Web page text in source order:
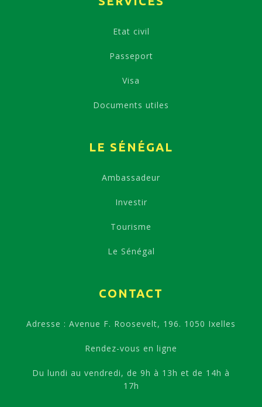
Etat civil
Passeport
Visa
Documents utiles
LE SÉNÉGAL
Ambassadeur
Investir
Tourisme
Le Sénégal
CONTACT
Adresse : Avenue F. Roosevelt, 196. 1050 Ixelles
Rendez-vous en ligne
Du lundi au vendredi, de 9h à 13h et de 14h à
17h